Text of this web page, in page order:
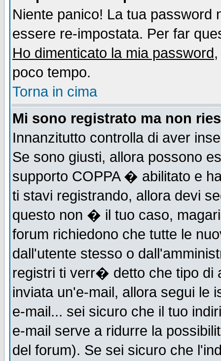
Niente panico! La tua
essere re-impostata. Per far
Ho dimenticato la mia password
poco tempo.
Torna in cima
Mi sono registrato ma non
Innanzitutto controlla di aver
Se sono giusti, allora possono
supporto COPPA � abilitato e
ti stavi registrando, allora devi
questo non � il tuo caso,
forum richiedono che tutte le
dall'utente stesso o
registri ti verr� detto che tipo
inviata un'e-mail, allora segui le
e-mail... sei sicuro che il tuo
e-mail serve a ridurre la
del forum). Se sei sicuro che